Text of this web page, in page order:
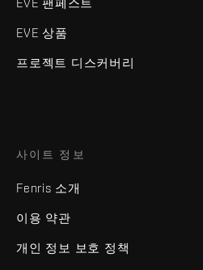
EVE 팬페스트
EVE 상품
프로젝트 디스커버리
사이트 정보
Fenris 소개
이용 약관
개인 정보 보호 정책